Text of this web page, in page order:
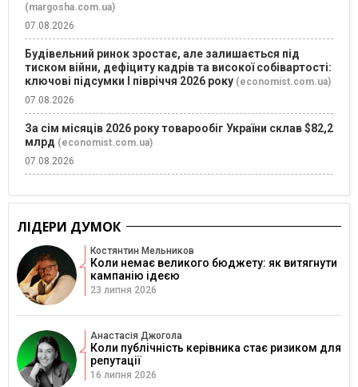
(margosha.com.ua)
07.08.2026
Будівельний ринок зростає, але залишається під
тиском війни, дефіциту кадрів та високої собівартості:
ключові підсумки І півріччя 2026 року (economist.com.ua)
07.08.2026
За сім місяців 2026 року товарообіг України склав $82,2
млрд (economist.com.ua)
07.08.2026
ЛІДЕРИ ДУМОК
Костянтин Мельников
Коли немає великого бюджету: як витягнути
кампанію ідеєю
23 липня 2026
Анастасія Джогола
Коли публічність керівника стає ризиком для
репутації
16 липня 2026